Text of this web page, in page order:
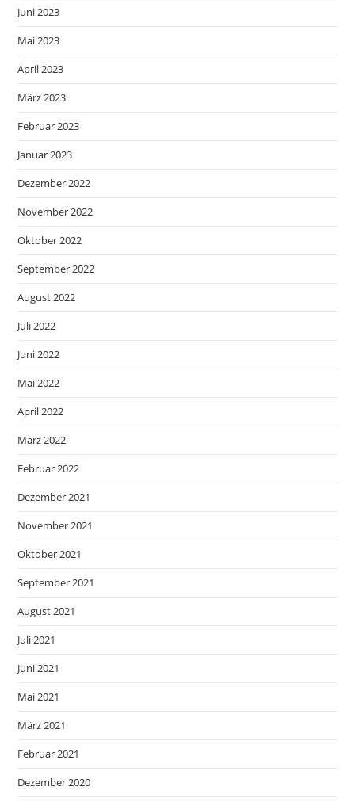
Juni 2023
Mai 2023
April 2023
März 2023
Februar 2023
Januar 2023
Dezember 2022
November 2022
Oktober 2022
September 2022
August 2022
Juli 2022
Juni 2022
Mai 2022
April 2022
März 2022
Februar 2022
Dezember 2021
November 2021
Oktober 2021
September 2021
August 2021
Juli 2021
Juni 2021
Mai 2021
März 2021
Februar 2021
Dezember 2020